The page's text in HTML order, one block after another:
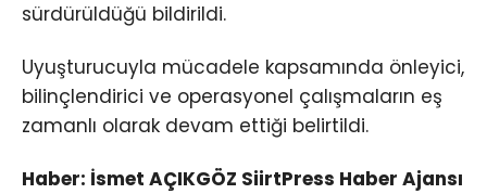
sürdürüldüğü bildirildi.
Uyuşturucuyla mücadele kapsamında önleyici,
bilinçlendirici ve operasyonel çalışmaların eş
zamanlı olarak devam ettiği belirtildi.
Haber: İsmet AÇIKGÖZ SiirtPress Haber Ajansı